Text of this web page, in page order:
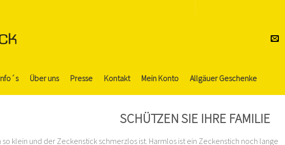
Über uns Presse Kontakt Mein Konto Allgäuer Geschenke
SCHÜTZEN SIE IHRE FAMILIE
klein und der Zeckenstick schmerzlos ist. Harmlos ist ein Zeckenstich noch lange